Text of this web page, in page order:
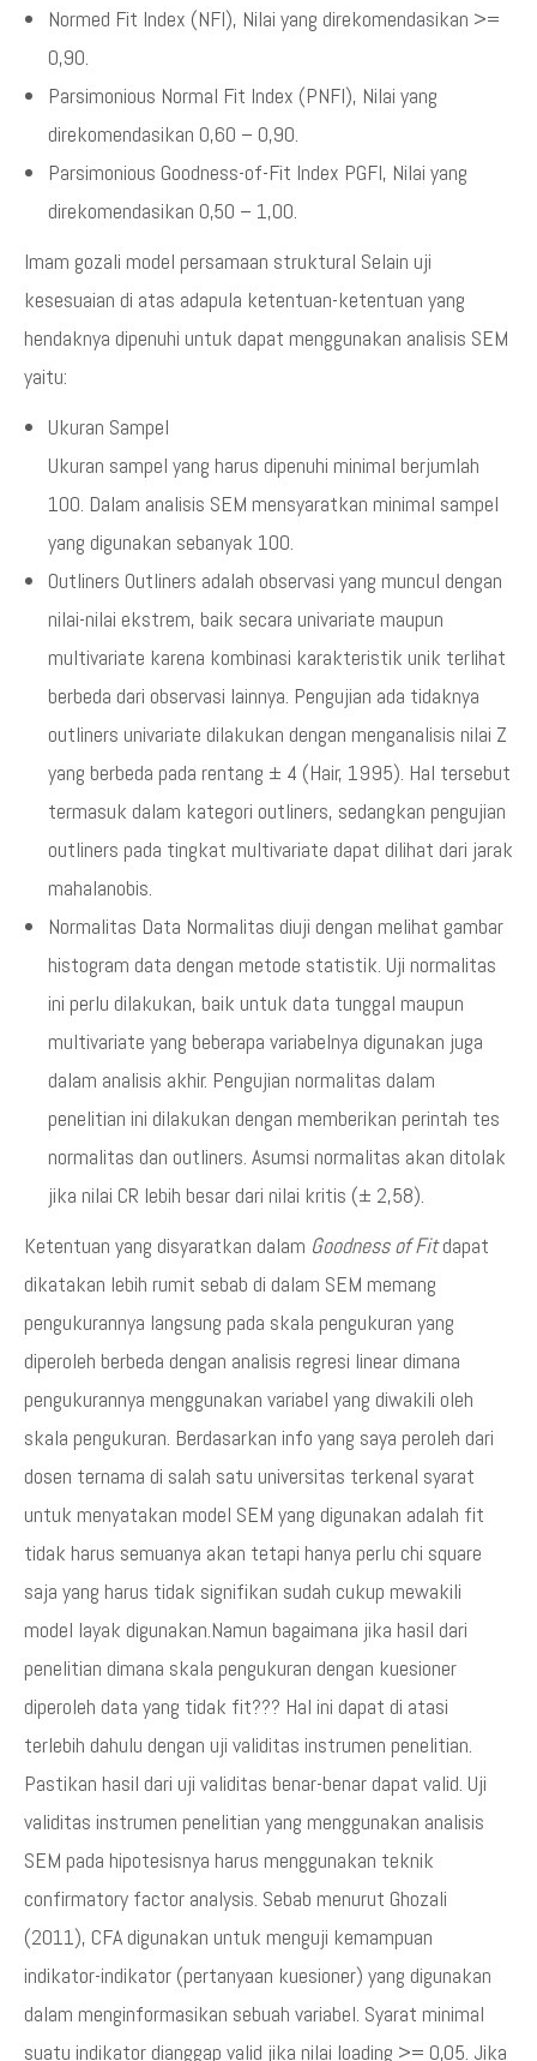
Normed Fit Index (NFI), Nilai yang direkomendasikan >=
0,90.
Parsimonious Normal Fit Index (PNFI), Nilai yang
direkomendasikan 0,60 – 0,90.
Parsimonious Goodness-of-Fit Index PGFI, Nilai yang
direkomendasikan 0,50 – 1,00.
Imam gozali model persamaan struktural Selain uji
kesesuaian di atas adapula ketentuan-ketentuan yang
hendaknya dipenuhi untuk dapat menggunakan analisis SEM
yaitu:
Ukuran Sampel
Ukuran sampel yang harus dipenuhi minimal berjumlah
100. Dalam analisis SEM mensyaratkan minimal sampel
yang digunakan sebanyak 100.
Outliners Outliners adalah observasi yang muncul dengan
nilai-nilai ekstrem, baik secara univariate maupun
multivariate karena kombinasi karakteristik unik terlihat
berbeda dari observasi lainnya. Pengujian ada tidaknya
outliners univariate dilakukan dengan menganalisis nilai Z
yang berbeda pada rentang ± 4 (Hair, 1995). Hal tersebut
termasuk dalam kategori outliners, sedangkan pengujian
outliners pada tingkat multivariate dapat dilihat dari jarak
mahalanobis.
Normalitas Data Normalitas diuji dengan melihat gambar
histogram data dengan metode statistik. Uji normalitas
ini perlu dilakukan, baik untuk data tunggal maupun
multivariate yang beberapa variabelnya digunakan juga
dalam analisis akhir. Pengujian normalitas dalam
penelitian ini dilakukan dengan memberikan perintah tes
normalitas dan outliners. Asumsi normalitas akan ditolak
jika nilai CR lebih besar dari nilai kritis (± 2,58).
Ketentuan yang disyaratkan dalam Goodness of Fitdapat
dikatakan lebih rumit sebab di dalam SEM memang
pengukurannya langsung pada skala pengukuran yang
diperoleh berbeda dengan analisis regresi linear dimana
pengukurannya menggunakan variabel yang diwakili oleh
skala pengukuran. Berdasarkan info yang saya peroleh dari
dosen ternama di salah satu universitas terkenal syarat
untuk menyatakan model SEM yang digunakan adalah fit
tidak harus semuanya akan tetapi hanya perlu chi square
saja yang harus tidak signifikan sudah cukup mewakili
model layak digunakan.Namun bagaimana jika hasil dari
penelitian dimana skala pengukuran dengan kuesioner
diperoleh data yang tidak fit??? Hal ini dapat di atasi
terlebih dahulu dengan uji validitas instrumen penelitian.
Pastikan hasil dari uji validitas benar-benar dapat valid. Uji
validitas instrumen penelitian yang menggunakan analisis
SEM pada hipotesisnya harus menggunakan teknik
confirmatory factor analysis. Sebab menurut Ghozali
(2011), CFA digunakan untuk menguji kemampuan
indikator-indikator (pertanyaan kuesioner) yang digunakan
dalam menginformasikan sebuah variabel. Syarat minimal
suatu indikator dianggap valid jika nilai loading >= 0,05. Jika